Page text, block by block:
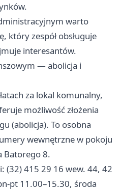
warto
który zespół obsługuje
interesantów.
— abolicja i
za lokal komunalny,
możliwość złożenia
(abolicja). To osobna
wewnętrzne w pokoju
Batorego 8.
(32) 415 29 16 wew. 44, 42
pt 11.00–15.30, środa